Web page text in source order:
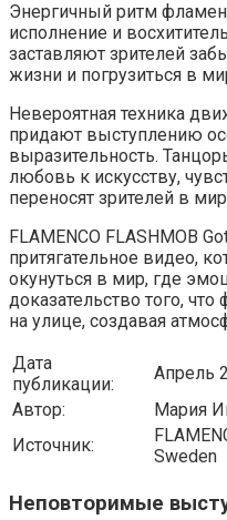
Энергичный ритм
исполнение и
заставляют зрителей
жизни и погрузиться в
Невероятная техника
придают выступлению
выразительность.
любовь к искусству,
переносят зрителей в
FLAMENCO FLASHMOB
притягательное видео,
окунуться в мир, где
доказательство того,
на улице, создавая
Дата
публикации:
Апрель
Автор:
Мария
Источник:
Sweden
Неповторимые